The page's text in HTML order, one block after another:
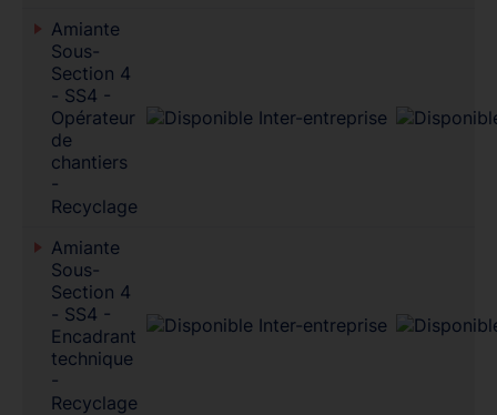
Amiante
Sous-
Section 4
- SS4 -
Opérateur
de
chantiers
-
Recyclage
Amiante
Sous-
Section 4
- SS4 -
Encadrant
technique
-
Recyclage